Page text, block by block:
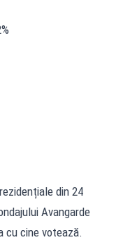
din 24
Avangarde
cu cine votează.